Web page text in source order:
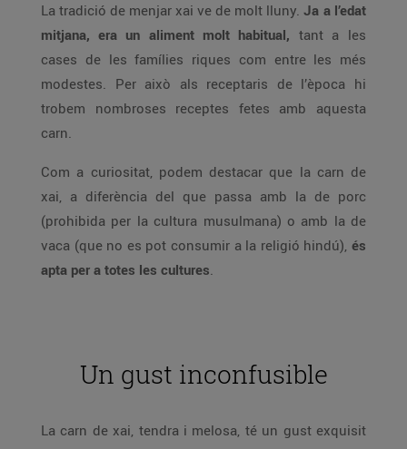
La tradició de menjar xai ve de molt lluny. Ja a l’edat
mitjana, era un aliment molt habitual, tant a les
cases de les famílies riques com entre les més
modestes. Per això als receptaris de l’època hi
trobem nombroses receptes fetes amb aquesta
carn.
Com a curiositat, podem destacar que la carn de
xai, a diferència del que passa amb la de porc
(prohibida per la cultura musulmana) o amb la de
vaca (que no es pot consumir a la religió hindú), és
apta per a totes les cultures.
Un gust inconfusible
La carn de xai, tendra i melosa, té un gust exquisit